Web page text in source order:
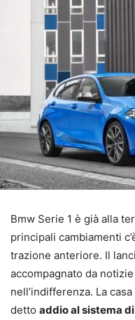
Bmw Serie 1 è già alla
principali cambiamenti
trazione anteriore. Il
accompagnato da
nell’indifferenza. La
detto addio al sistema